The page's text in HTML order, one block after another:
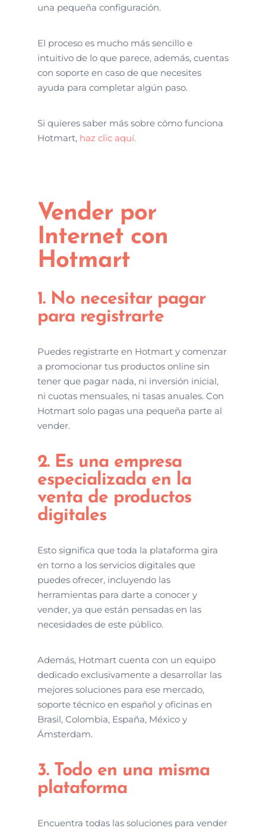
una pequeña configuración.
El proceso es mucho más sencillo e
intuitivo de lo que parece, además, cuentas
con soporte en caso de que necesites
ayuda para completar algún paso.
Si quieres saber más sobre cómo funciona
Hotmart, haz clic aquí.
Vender por
Internet con
Hotmart
1. No necesitar pagar
para registrarte
Puedes registrarte en Hotmart y comenzar
a promocionar tus productos online sin
tener que pagar nada, ni inversión inicial,
ni cuotas mensuales, ni tasas anuales. Con
Hotmart solo pagas una pequeña parte al
vender.
2. Es una empresa
especializada en la
venta de productos
digitales
Esto significa que toda la plataforma gira
en torno a los servicios digitales que
puedes ofrecer, incluyendo las
herramientas para darte a conocer y
vender, ya que están pensadas en las
necesidades de este público.
Además, Hotmart cuenta con un equipo
dedicado exclusivamente a desarrollar las
mejores soluciones para ese mercado,
soporte técnico en español y oficinas en
Brasil, Colombia, España, México y
Ámsterdam.
3. Todo en una misma
plataforma
Encuentra todas las soluciones para vender